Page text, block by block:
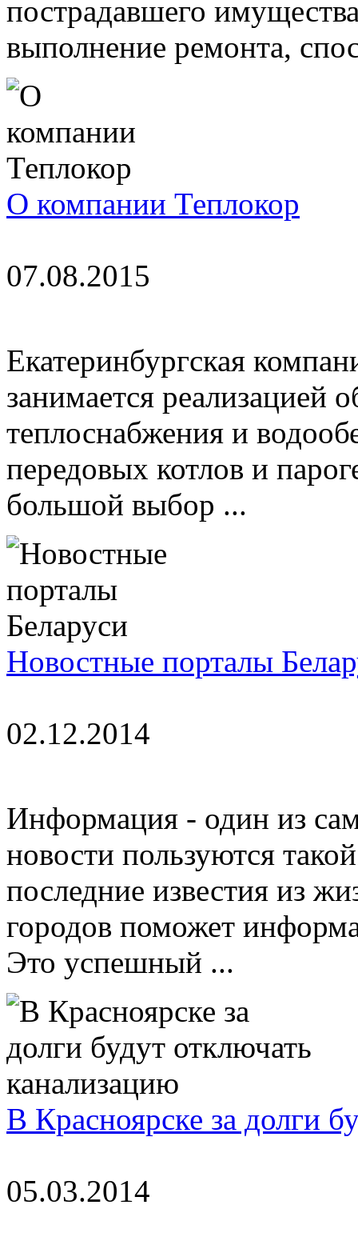
пострадавшего
выполнение ремонта,
О компании Теплокор
07.08.2015
Екатеринбургская
занимается реализацией
теплоснабжения и
передовых котлов и
большой выбор ...
Новостные порталы
02.12.2014
Информация - один из
новости пользуются
последние известия из
городов поможет
Это успешный ...
В Красноярске за долги
05.03.2014